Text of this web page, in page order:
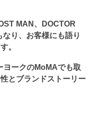
MAN、DOCTOR
り、お客様にも語り
。
ヨークのMoMAでも取
とブランドストーリー